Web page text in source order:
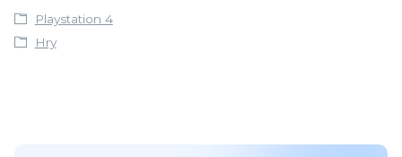
Playstation 4
Hry